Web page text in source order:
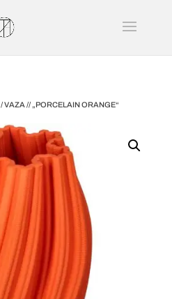
/ VAZA // „PORCELAIN ORANGE“